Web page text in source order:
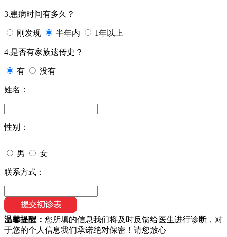
3.患病时间有多久？
刚发现 半年内 1年以上
4.是否有家族遗传史？
有 没有
姓名：
性别：
男 女
联系方式：
温馨提醒： 您所填的信息我们将及时反馈给医生进行诊断，对
于您的个人信息我们承诺绝对保密！请您放心